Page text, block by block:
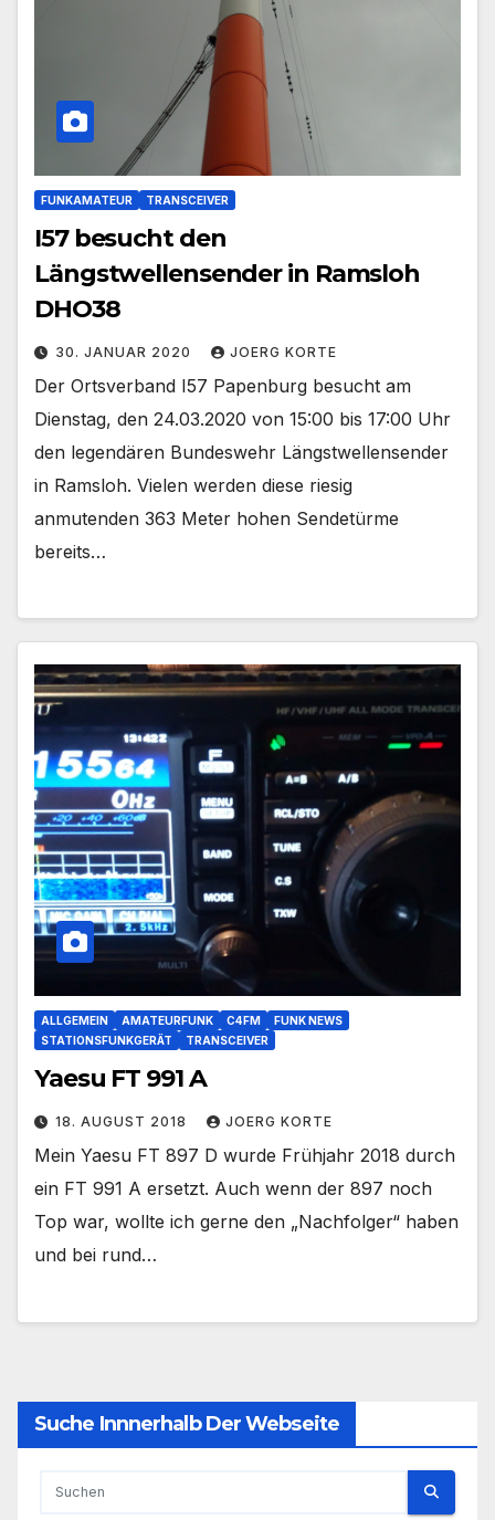
FUNKAMATEUR TRANSCEIVER
I57 besucht den
Längstwellensender in Ramsloh
DHO38
30. JANUAR 2020 JOERG KORTE
Der Ortsverband I57 Papenburg besucht am
Dienstag, den 24.03.2020 von 15:00 bis 17:00 Uhr
den legendären Bundeswehr Längstwellensender
in Ramsloh. Vielen werden diese riesig
anmutenden 363 Meter hohen Sendetürme
bereits…
ALLGEMEIN AMATEURFUNK C4FM
FUNK NEWS
STATIONSFUNKGERÄT
TRANSCEIVER
Yaesu FT 991 A
18. AUGUST 2018 JOERG KORTE
Mein Yaesu FT 897 D wurde Frühjahr 2018 durch
ein FT 991 A ersetzt. Auch wenn der 897 noch
Top war, wollte ich gerne den „Nachfolger“ haben
und bei rund…
Suche Innnerhalb Der Webseite